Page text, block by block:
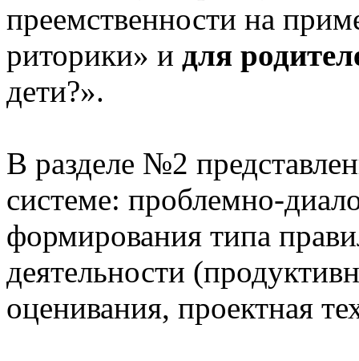
преемственности на
риторики» и для
дети?».
В разделе №2
системе: проблемно-
формирования типа
деятельности
оценивания, проектная